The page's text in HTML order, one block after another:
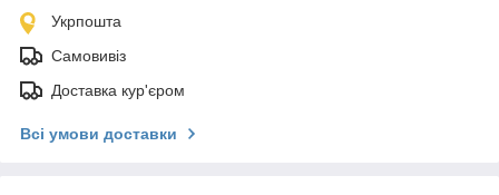
Укрпошта
Самовивіз
Доставка кур'єром
Всі умови доставки